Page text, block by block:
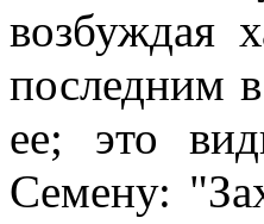
возбуждая
последним
ее; это
Семену: